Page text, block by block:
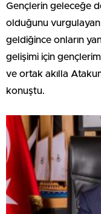
Gençlerin geleceğe
olduğunu
geldiğince onların
gelişimi için
ve ortak akılla
konuştu.